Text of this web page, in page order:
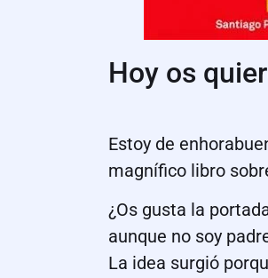
Hoy os
Estoy de
magnífico libro
¿Os gusta la
aunque no soy
La idea surgió